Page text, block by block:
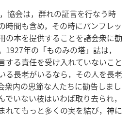
協会は，群れの証言を行なう時
時間も含め，その時にパンフレッ
の本を提供することを諸会衆に勧
年の「ものみの塔」誌は，
する責任を受け入れていないこと
る長老がいるなら，その人を長老
衆内の忠節な人たちに勧告しまし
いない枝はいわば取り去られ，
れてもっと多くの実を結び，神に